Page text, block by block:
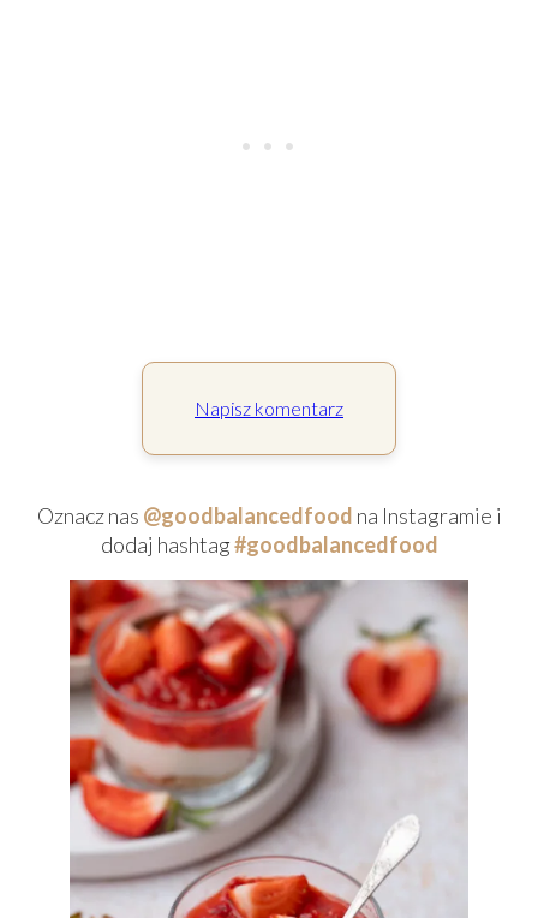
Napisz komentarz
Oznacz nas @goodbalancedfood na Instagramie i
dodaj hashtag#goodbalancedfood